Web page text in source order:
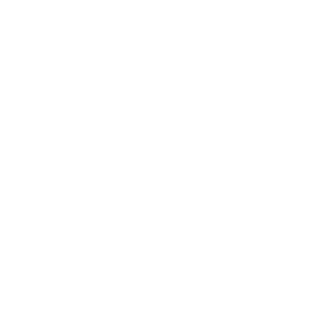
Financieras Interbancarias Mundiales"), una red
por letras y números. El BIC es necesario para
casos, optan tener un código SWIFT específico para
XXX, se refiere a la sede bancaria central. Si no, se
la cuenta de su destinatario y anular el pago.
y pedir que se anule la transferencia.